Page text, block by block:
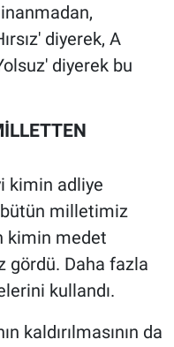
diyerek, A
diyerek bu
kimin adliye
bütün milletimiz
kimin medet
gördü. Daha fazla
kullandı.
kaldırılmasının da